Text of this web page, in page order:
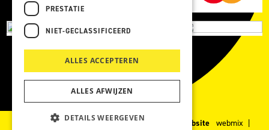
© 2026 Kärcher Store Blankers |Maatwerk website webmix |
PRESTATIE
NIET-GECLASSIFICEERD
ALLES ACCEPTEREN
ALLES AFWIJZEN
DETAILS WEERGEVEN